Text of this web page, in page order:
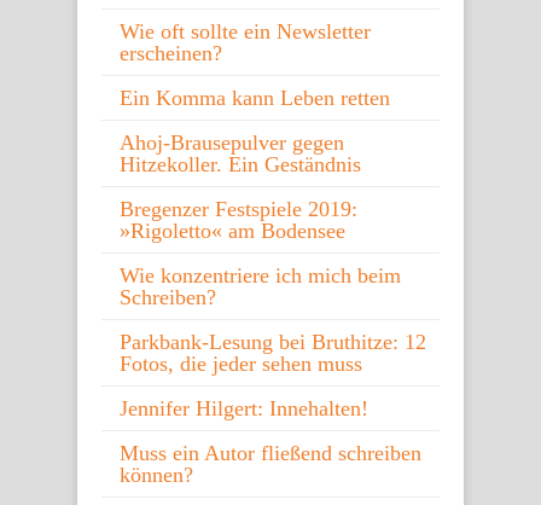
Wie oft sollte ein Newsletter
erscheinen?
Ein Komma kann Leben retten
Ahoj-Brausepulver gegen
Hitzekoller. Ein Geständnis
Bregenzer Festspiele 2019:
»Rigoletto« am Bodensee
Wie konzentriere ich mich beim
Schreiben?
Parkbank-Lesung bei Bruthitze: 12
Fotos, die jeder sehen muss
Jennifer Hilgert: Innehalten!
Muss ein Autor fließend schreiben
können?